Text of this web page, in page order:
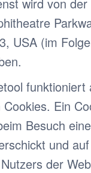
USA (im
funktioniert
Ein
Besuch
und
der